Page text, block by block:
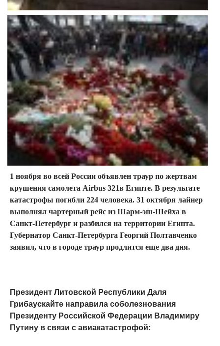
1 ноября во всей России объявлен траур по жертвам
крушения самолета Airbus 321в Египте. В результате
катастрофы погибли 224 человека. 31 октября лайнер
выполнял чартерный рейс из Шарм-эш-Шейха в
Санкт-Петербург и разбился на территории Египта.
Губернатор Санкт-Петербурга Георгий Полтавченко
заявил, что в городе траур продлится еще два дня.
Президент Литовской Республики Даля
Грибаускайте направила соболезнования
Президенту Российской Федерации Владимиру
Путину в связи с авиакатастрофой: